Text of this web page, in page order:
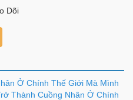
Dõi
Ở Chính Thế Giới Mà Mình
Thành Cuồng Nhân Ở Chính